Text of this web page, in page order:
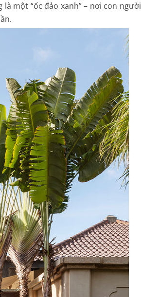
một “ốc đảo xanh” – nơi con người